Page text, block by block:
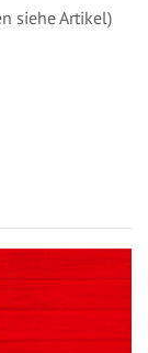
siehe Artikel)